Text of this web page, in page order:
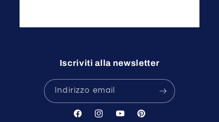
Iscriviti alla newsletter
Indirizzo email
FacebookInstagramYouTubePinterest